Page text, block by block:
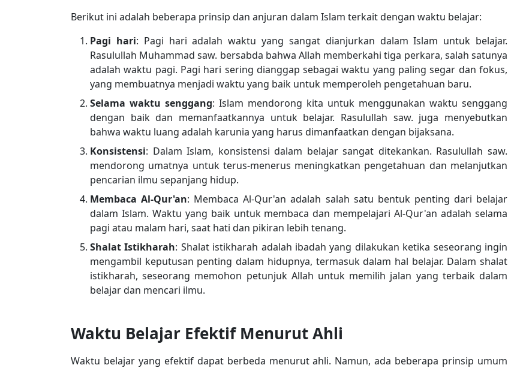
Berikut ini adalah beberapa prinsip dan anjuran dalam Islam terkait dengan waktu belajar:
Pagi hari: Pagi hari adalah waktu yang sangat dianjurkan dalam Islam untuk belajar.
Rasulullah Muhammad saw. bersabda bahwa Allah memberkahi tiga perkara, salah satunya
adalah waktu pagi. Pagi hari sering dianggap sebagai waktu yang paling segar dan fokus,
yang membuatnya menjadi waktu yang baik untuk memperoleh pengetahuan baru.
Selama waktu senggang: Islam mendorong kita untuk menggunakan waktu senggang
dengan baik dan memanfaatkannya untuk belajar. Rasulullah saw. juga menyebutkan
bahwa waktu luang adalah karunia yang harus dimanfaatkan dengan bijaksana.
Konsistensi: Dalam Islam, konsistensi dalam belajar sangat ditekankan. Rasulullah saw.
mendorong umatnya untuk terus-menerus meningkatkan pengetahuan dan melanjutkan
pencarian ilmu sepanjang hidup.
Membaca Al-Qur'an: Membaca Al-Qur'an adalah salah satu bentuk penting dari belajar
dalam Islam. Waktu yang baik untuk membaca dan mempelajari Al-Qur'an adalah selama
pagi atau malam hari, saat hati dan pikiran lebih tenang.
Shalat Istikharah: Shalat istikharah adalah ibadah yang dilakukan ketika seseorang ingin
mengambil keputusan penting dalam hidupnya, termasuk dalam hal belajar. Dalam shalat
istikharah, seseorang memohon petunjuk Allah untuk memilih jalan yang terbaik dalam
belajar dan mencari ilmu.
Waktu Belajar Efektif Menurut Ahli
Waktu belajar yang efektif dapat berbeda menurut ahli. Namun, ada beberapa prinsip umum